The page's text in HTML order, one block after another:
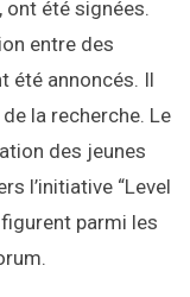
été signées.
entre des
été annoncés. Il
la recherche. Le
des jeunes
l’initiative “Level
parmi les